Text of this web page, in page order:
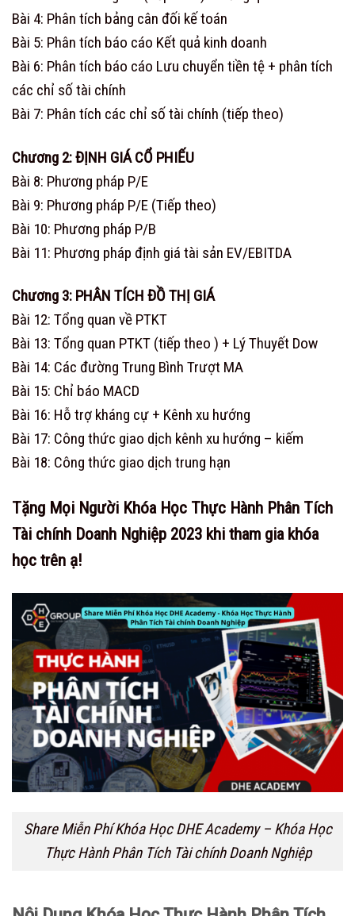
Bài 4: Phân tích bảng cân đối kế toán
Bài 5: Phân tích báo cáo Kết quả kinh doanh
Bài 6: Phân tích báo cáo Lưu chuyển tiền tệ + phân tích
các chỉ số tài chính
Bài 7: Phân tích các chỉ số tài chính (tiếp theo)
Chương 2: ĐỊNH GIÁ CỔ PHIẾU
Bài 8: Phương pháp P/E
Bài 9: Phương pháp P/E (Tiếp theo)
Bài 10: Phương pháp P/B
Bài 11: Phương pháp định giá tài sản EV/EBITDA
Chương 3: PHÂN TÍCH ĐỒ THỊ GIÁ
Bài 12: Tổng quan về PTKT
Bài 13: Tổng quan PTKT (tiếp theo ) + Lý Thuyết Dow
Bài 14: Các đường Trung Bình Trượt MA
Bài 15: Chỉ báo MACD
Bài 16: Hỗ trợ kháng cự + Kênh xu hướng
Bài 17: Công thức giao dịch kênh xu hướng – kiếm
Bài 18: Công thức giao dịch trung hạn
Tặng Mọi Người Khóa Học Thực Hành Phân Tích
Tài chính Doanh Nghiệp 2023 khi tham gia khóa
học trên ạ!
Share Miễn Phí Khóa Học DHE Academy – Khóa Học
Thực Hành Phân Tích Tài chính Doanh Nghiệp